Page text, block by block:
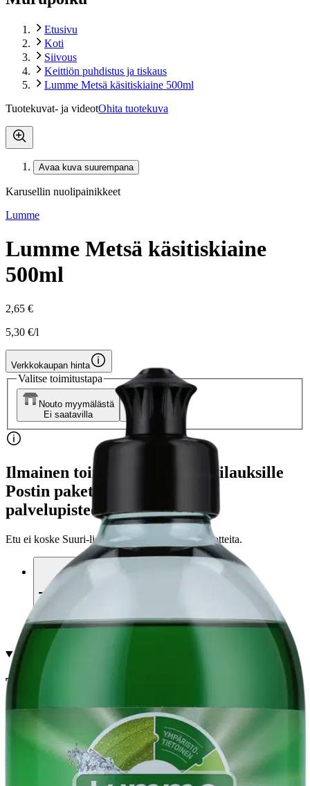
Etusivu
Koti
Siivous
Keittiön puhdistus ja tiskaus
Lumme Metsä käsitiskiaine 500ml
Tuotekuvat- ja videotOhita tuotekuva
Avaa kuva suurempana
Karusellin nuolipainikkeet
Lumme
Lumme Metsä käsitiskiaine
500ml
2,65 €
5,30 €/l
Verkkokaupan hinta
Valitse toimitustapa
Nouto myymälästä
Ei saatavilla
Toimitus
Ei saatavilla
Ilmainen toimitus yli 100 €:n tilauksille
Postin pakettiautomaattiin tai
palvelupisteeseen!
Etu ei koske Suuri‑lisäpalvelulla toimitettavia tuotteita.
Tarkista myymäläsaatavuus
Tuotekuvaus
Ympäristömerkitty Lumme Käsitiskiaine puhdistaa tehokkaasti
sitkeää likaa ja rasvaa, sekä jättää astiat kiiltävän puhtaiksi.
Tuotteessa on ihana metsän tuoksu, joka poistaa tehokkaasti kalasta,
valkosipulista ja ruokajäämistä tullutta pahaa hajua, sekä astioista